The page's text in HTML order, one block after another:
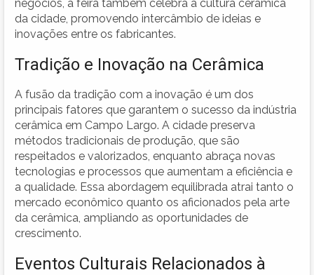
negócios, a feira também celebra a cultura cerâmica
da cidade, promovendo intercâmbio de ideias e
inovações entre os fabricantes.
Tradição e Inovação na Cerâmica
A fusão da tradição com a inovação é um dos
principais fatores que garantem o sucesso da indústria
cerâmica em Campo Largo. A cidade preserva
métodos tradicionais de produção, que são
respeitados e valorizados, enquanto abraça novas
tecnologias e processos que aumentam a eficiência e
a qualidade. Essa abordagem equilibrada atrai tanto o
mercado econômico quanto os aficionados pela arte
da cerâmica, ampliando as oportunidades de
crescimento.
Eventos Culturais Relacionados à